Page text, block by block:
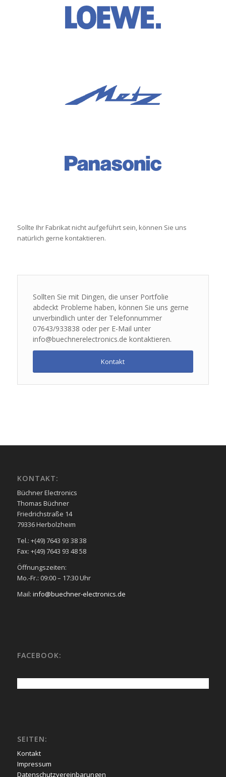
Sollte Ihr Fabrikat nicht aufgeführt sein, können Sie uns
natürlich gerne kontaktieren.
Sollten Sie mit Dingen, die unser Portfolie
abdeckt Probleme haben, können Sie uns gerne
unverbindlich unter der Telefonnummer
07643/933838 oder per E-Mail unter
info@buechnerelectronics.de kontaktieren.
Kontakt
KONTAKT:
Büchner Electronics
Thomas Büchner
Friedrichstraße 14
79336 Herbolzheim
Tel.: +(49) 7643 93 38 38
Fax: +(49) 7643 93 48 58
Öffnungszeiten:
Mo.-Fr.: 09:00 – 17:30 Uhr
Mail: info@buechner-electronics.de
FACEBOOK:
SEITEN:
Kontakt
Impressum
Datenschutzvereinbarungen